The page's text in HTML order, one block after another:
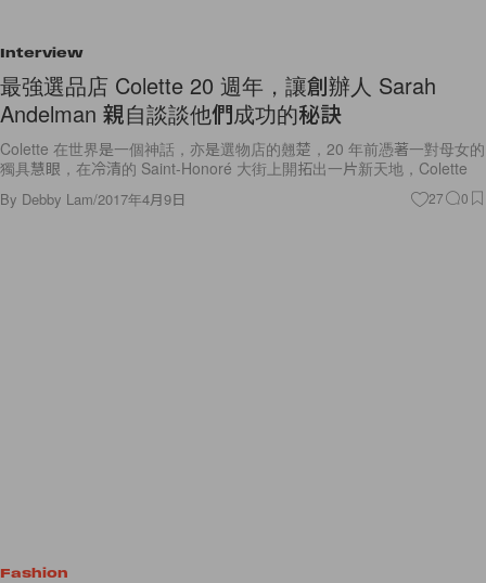
Interview
最強選品店 Colette 20 週年，讓創辦人 Sarah
Andelman 親自談談他們成功的秘訣
Colette 在世界是一個神話，亦是選物店的翹楚，20 年前憑著一對母女的
獨具慧眼，在冷清的 Saint-Honoré 大街上開拓出一片新天地，Colette
By Debby Lam/2017年4月9日 27 0
Fashion